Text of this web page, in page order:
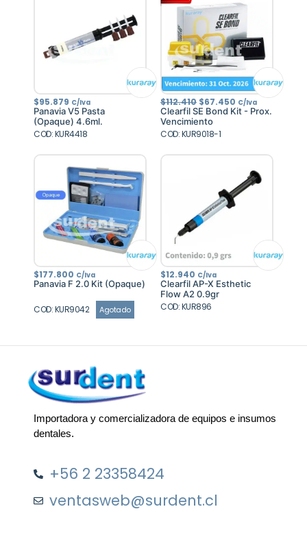
$95.879 C/Iva
Panavia V5 Pasta
(Opaque) 4.6ml.
COD: KUR4418
$112.410 El
precio
original
era:
$112.410.
$67.450 El
precio
actual
C/Iva
Clearfil SE Bond Kit - Prox.
Vencimiento
COD: KUR9018-1
$177.800 C/Iva
Panavia F 2.0 Kit (Opaque)
COD: KUR9042 Agotado
$12.940 C/Iva
Clearfil AP-X Esthetic
Flow A2 0.9gr
COD: KUR896
Importadora y comercializadora de equipos e insumos
dentales.
+56 2 23358424
ventasweb@surdent.cl